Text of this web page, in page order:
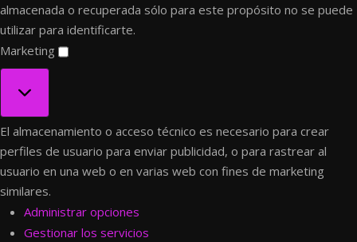
almacenada o recuperada sólo para este propósito no se puede
utilizar para identificarte.
Marketing
Marketing
El almacenamiento o acceso técnico es necesario para crear
perfiles de usuario para enviar publicidad, o para rastrear al
usuario en una web o en varias web con fines de marketing
similares.
Administrar opciones
Gestionar los servicios